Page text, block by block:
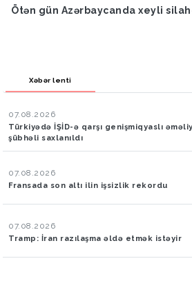
Ötən gün Azərbaycanda xeyli
Xəbər lenti
07.08.2026
Türkiyədə İŞİD-ə qarşı genişmiqyaslı
şübhəli saxlanıldı
07.08.2026
Fransada son altı ilin işsizlik rekordu
07.08.2026
Tramp: İran razılaşma əldə etmək istəyir